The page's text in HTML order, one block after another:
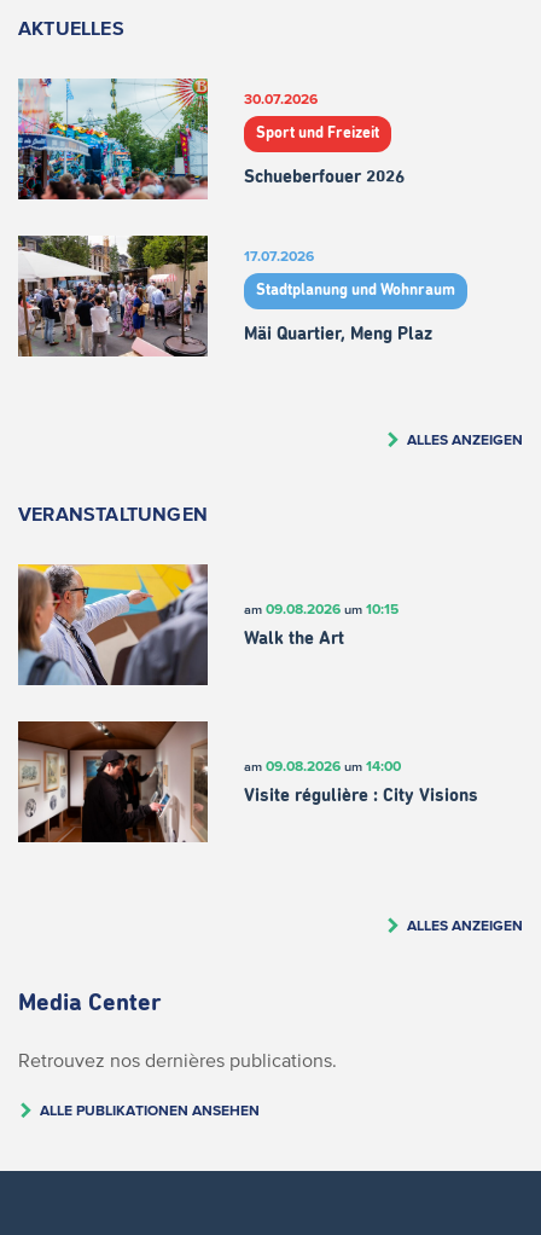
AKTUELLES
30.07.2026
Sport und Freizeit
Schueberfouer 2026
17.07.2026
Stadtplanung und Wohnraum
Mäi Quartier, Meng Plaz
ALLES ANZEIGEN
VERANSTALTUNGEN
am 09.08.2026um 10:15
Walk the Art
am 09.08.2026um 14:00
Visite régulière : City Visions
ALLES ANZEIGEN
Media Center
Retrouvez nos dernières publications.
ALLE PUBLIKATIONEN ANSEHEN